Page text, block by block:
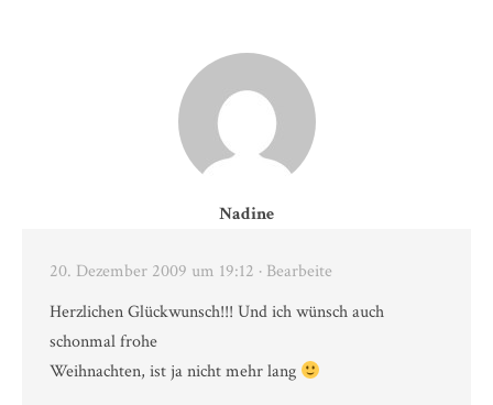
Nadine
20. Dezember 2009 um 19:12 · Bearbeite
Herzlichen Glückwunsch!!! Und ich wünsch auch
schonmal frohe
Weihnachten, ist ja nicht mehr lang